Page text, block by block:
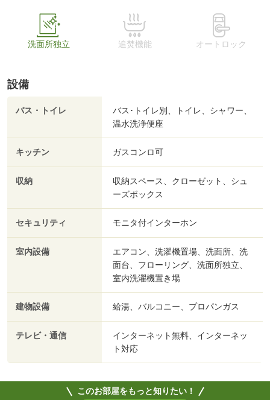
洗面所独立 追焚機能 オートロック
設備
バス・トイレ
バス･トイレ別、トイレ、シャワー、
温水洗浄便座
キッチン ガスコンロ可
収納
収納スペース、クローゼット、シュ
ーズボックス
セキュリティ モニタ付インターホン
室内設備
エアコン、洗濯機置場、洗面所、洗
面台、フローリング、洗面所独立、
室内洗濯機置き場
建物設備 給湯、バルコニー、プロパンガス
テレビ・通信
インターネット無料、インターネッ
ト対応
このお部屋をもっと知りたい！